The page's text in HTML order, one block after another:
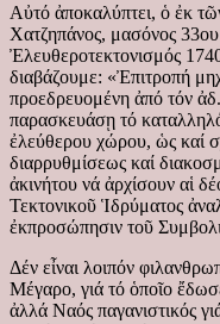
Αὐτό ἀποκαλύπτει, ὁ ἐκ
Χατζηπάνος, μασόνος
Ἐλευθεροτεκτονισμός
διαβάζουμε: «Ἐπιτροπή
προεδρευομένη ἀπό τόν
παρασκευάσῃ τό
ἐλεύθερου χώρου, ὡς καί
διαρρυθμίσεως καί
ἀκινήτου νά ἀρχίσουν αἱ
Τεκτονικοῦ Ἱδρύματος
ἐκπροσώπησιν τοῦ
Δέν εἶναι λοιπόν
Μέγαρο, γιά τό ὁποῖο
ἀλλά Ναός παγανιστικός